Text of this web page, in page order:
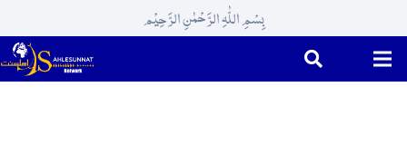
بِسْمِ اللّٰہِ الرَّحْمٰنِ الرَّحِیْم